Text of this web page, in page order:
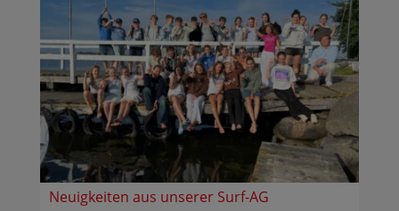
Neuigkeiten aus unserer Surf-AG